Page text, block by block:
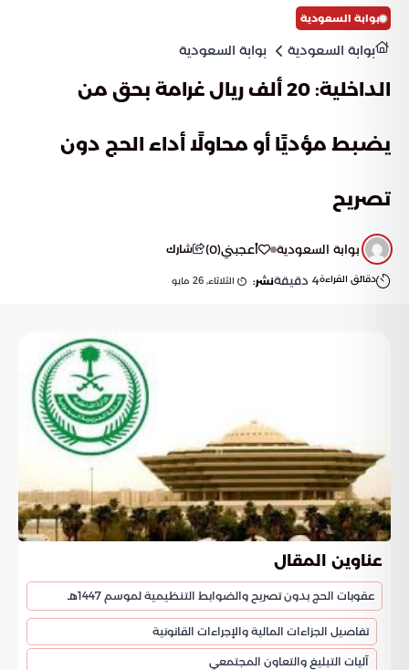
بوابة السعودية
بوابة السعودية بوابة السعودية
الداخلية: 20 ألف ريال غرامة بحق من
يضبط مؤديًا أو محاولًا أداء الحج دون
تصريح
بوابة السعودية أعجبني(
0
) شارك
دقائق القراءة4 دقيقةنشر: الثلاثاء, 26 مايو
عناوين المقال
عقوبات الحج بدون تصريح والضوابط التنظيمية لموسم 1447هـ
تفاصيل الجزاءات المالية والإجراءات القانونية
آليات التبليغ والتعاون المجتمعي